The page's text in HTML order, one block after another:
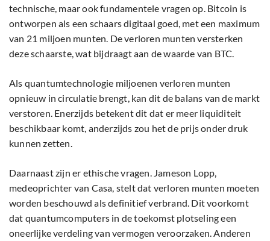
technische, maar ook fundamentele vragen op. Bitcoin is
ontworpen als een schaars digitaal goed, met een maximum
van 21 miljoen munten. De verloren munten versterken
deze schaarste, wat bijdraagt aan de waarde van BTC.
Als quantumtechnologie miljoenen verloren munten
opnieuw in circulatie brengt, kan dit de balans van de markt
verstoren. Enerzijds betekent dit dat er meer liquiditeit
beschikbaar komt, anderzijds zou het de prijs onder druk
kunnen zetten.
Daarnaast zijn er ethische vragen. Jameson Lopp,
medeoprichter van Casa, stelt dat verloren munten moeten
worden beschouwd als definitief verbrand. Dit voorkomt
dat quantumcomputers in de toekomst plotseling een
oneerlijke verdeling van vermogen veroorzaken. Anderen